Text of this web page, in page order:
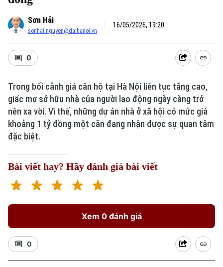
Sơn Hải
sonhai.nguyen@daihanoi.vn
16/05/2026, 19:20
0
Trong bối cảnh giá căn hộ tại Hà Nội liên tục tăng cao,
giấc mơ sở hữu nhà của người lao động ngày càng trở
nên xa vời. Vì thế, những dự án nhà ở xã hội có mức giá
khoảng 1 tỷ đồng một căn đang nhận được sự quan tâm
đặc biệt.
Bài viết hay? Hãy đánh giá bài viết
Xem 0 đánh giá
0